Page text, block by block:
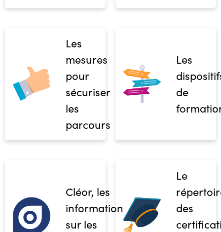
Les
mesures
pour
sécuriser
les
parcours
Les
de
Cléor, les
informations
sur les
Le
des